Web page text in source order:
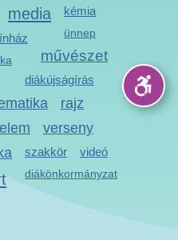
media kémia
ünnep
művészet
diákújságírás
rajz
verseny
szakkör
diákönkormányzat
videó